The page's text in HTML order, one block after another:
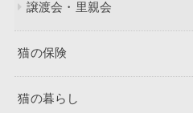
譲渡会・里親会
猫の保険
猫の暮らし